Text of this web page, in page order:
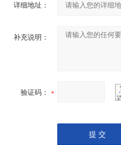
详细地址：
补充说明：
验证码：